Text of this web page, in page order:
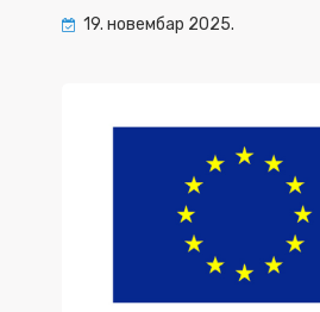
19. новембар 2025.